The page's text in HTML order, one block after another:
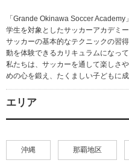
「Grande Okinawa Soccer
学生を対象としたサッカーアカデミー
サッカーの基本的なテクニックの習
動を体験できるカリキュラムになって
私たちは、サッカーを通して楽しさ
めの心を鍛え、たくましい子どもに成
エリア
沖縄 那覇地区